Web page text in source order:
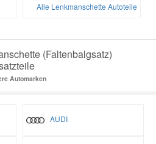
Alle Lenkmanschette Autoteile
(Faltenbalgsatz)
Automarken
AUDI